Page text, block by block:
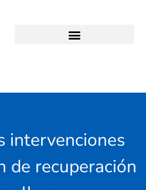
intervenciones
de recuperación